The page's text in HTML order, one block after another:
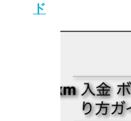
ド